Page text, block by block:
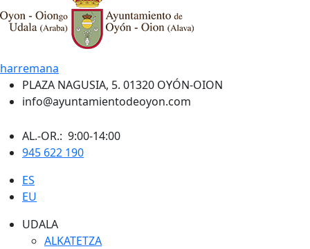
harremana
PLAZA NAGUSIA, 5. 01320 OYÓN-OION
info@ayuntamientodeoyon.com
AL.-OR.: 9:00-14:00
945 622 190
ES
EU
UDALA
ALKATETZA